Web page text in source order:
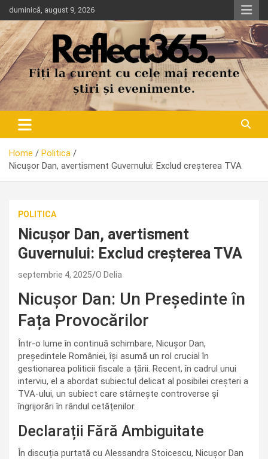
Skip
to
content
duminică, august 9, 2026
Home
Politica
Nicușor Dan, avertisment Guvernului: Exclud creșterea TVA
POLITICA
Nicușor Dan, avertisment
Guvernului: Exclud creșterea TVA
septembrie 4, 2025 O Delia
Nicușor Dan: Un Președinte în
Fața Provocărilor
Într-o lume în continuă schimbare, Nicușor Dan,
președintele României, își asumă un rol crucial în
gestionarea politicii fiscale a țării. Recent, în cadrul unui
interviu, el a abordat subiectul delicat al posibilei creșteri a
TVA-ului, un subiect care stârnește controverse și
îngrijorări în rândul cetățenilor.
Declarații Fără Ambiguitate
În discuția purtată cu Alessandra Stoicescu, Nicușor Dan